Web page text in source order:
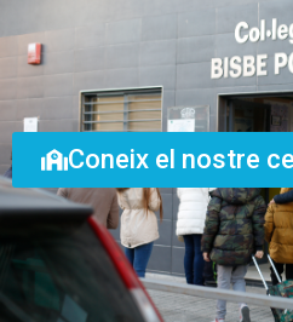
Coneix el nostre